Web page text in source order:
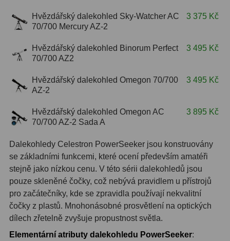
S mřížkou6
Ostatní29
Barlow65
Sluneční 43
CLS a UHC13
Mlhovinové14
OIII3
Hβ4
Hvězdářský dalekohled Sky-Watcher AC
70/700 Mercury AZ-2
3 375 Kč
Hvězdářský dalekohled Binorum Perfect
70/700 AZ2
3 495 Kč
Hvězdářský dalekohled Omegon 70/700
AZ-2
3 495 Kč
Hvězdářský dalekohled Omegon AC
70/700 AZ-2 Sada A
3 895 Kč
Dalekohledy Celestron PowerSeeker jsou konstruovány
se základními funkcemi, které ocení především amatéři
stejně jako nízkou cenu. V této sérii dalekohledů jsou
pouze skleněné čočky, což nebývá pravidlem u přístrojů
pro začátečníky, kde se zpravidla používají nekvalitní
čočky z plastů. Mnohonásobné prosvětlení na optických
dílech zřetelně zvyšuje propustnost světla.
Elementární atributy dalekohledu PowerSeeker: